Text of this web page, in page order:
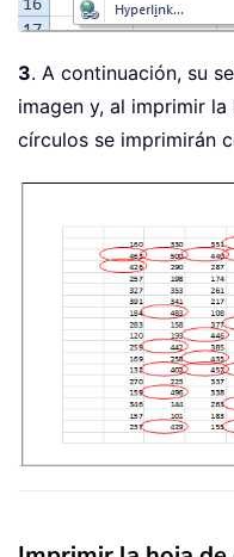
3. A continuación, su
imagen y, al imprimir
círculos se imprimirán